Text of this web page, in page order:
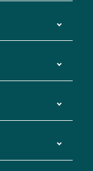
システム
病院直通バ
国際空港